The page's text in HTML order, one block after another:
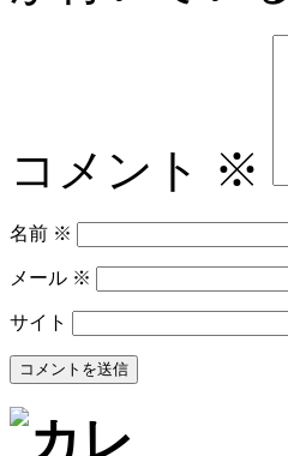
コメント ※
名前 ※
メール ※
サイト